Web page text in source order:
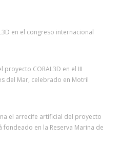
en el congreso internacional
proyecto CORAL3D en el III
del Mar, celebrado en Motril
el arrecife artificial del proyecto
fondeado en la Reserva Marina de